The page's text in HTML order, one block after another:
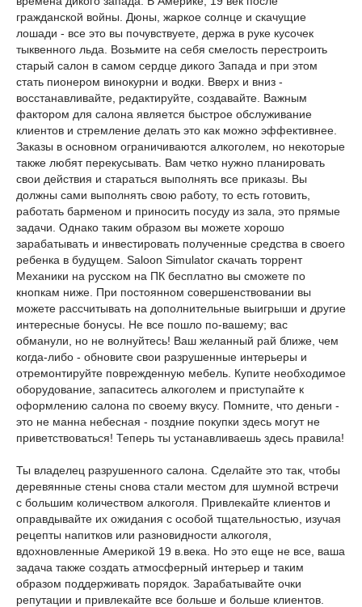
гражданской войны. Дюны, жаркое солнце и скачущие
лошади - все это вы почувствуете, держа в руке кусочек
тыквенного льда. Возьмите на себя смелость перестроить
старый салон в самом сердце дикого Запада и при этом
стать пионером винокурни и водки. Вверх и вниз -
восстанавливайте, редактируйте, создавайте. Важным
фактором для салона является быстрое обслуживание
клиентов и стремление делать это как можно эффективнее.
Заказы в основном ограничиваются алкоголем, но некоторые
также любят перекусывать. Вам четко нужно планировать
свои действия и стараться выполнять все приказы. Вы
должны сами выполнять свою работу, то есть готовить,
работать барменом и приносить посуду из зала, это прямые
задачи. Однако таким образом вы можете хорошо
зарабатывать и инвестировать полученные средства в своего
ребенка в будущем. Saloon Simulator скачать торрент
Механики на русском на ПК бесплатно вы сможете по
кнопкам ниже. При постоянном совершенствовании вы
можете рассчитывать на дополнительные выигрыши и другие
интересные бонусы. Не все пошло по-вашему; вас
обманули, но не волнуйтесь! Ваш желанный рай ближе, чем
когда-либо - обновите свои разрушенные интерьеры и
отремонтируйте поврежденную мебель. Купите необходимое
оборудование, запаситесь алкоголем и приступайте к
оформлению салона по своему вкусу. Помните, что деньги -
это не манна небесная - поздние покупки здесь могут не
приветствоваться! Теперь ты устанавливаешь здесь правила!
Ты владелец разрушенного салона. Сделайте это так, чтобы
деревянные стены снова стали местом для шумной встречи
с большим количеством алкоголя. Привлекайте клиентов и
оправдывайте их ожидания с особой тщательностью, изучая
рецепты напитков или разновидности алкоголя,
вдохновленные Америкой 19 в.века. Но это еще не все, ваша
задача также создать атмосферный интерьер и таким
образом поддерживать порядок. Зарабатывайте очки
репутации и привлекайте все больше и больше клиентов.